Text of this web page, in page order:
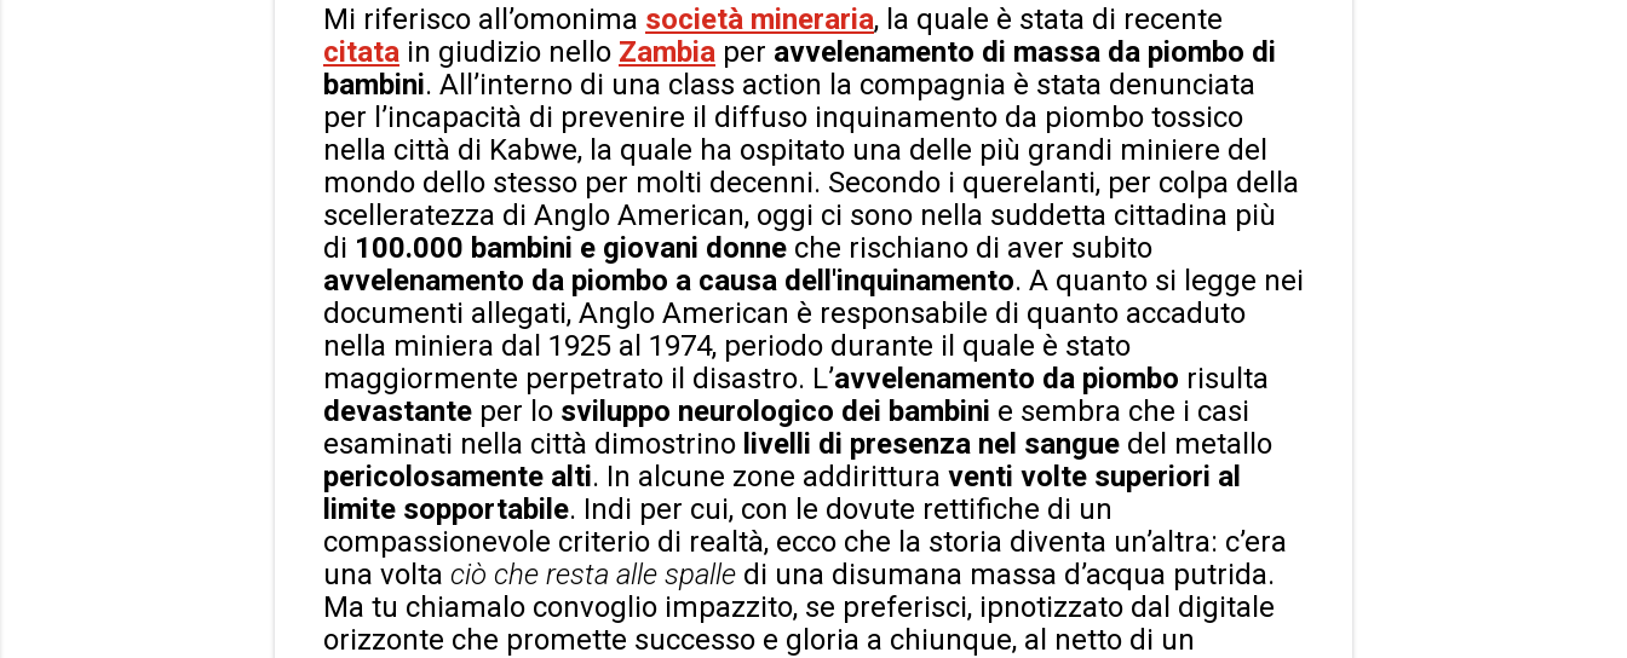
Mi riferisco all’omonima società mineraria, la quale è stata di recente
citata in giudizio nello Zambia per avvelenamento di massa da piombo di
bambini. All’interno di una class action la compagnia è stata denunciata
per l’incapacità di prevenire il diffuso inquinamento da piombo tossico
nella città di Kabwe, la quale ha ospitato una delle più grandi miniere del
mondo dello stesso per molti decenni. Secondo i querelanti, per colpa della
scelleratezza di Anglo American, oggi ci sono nella suddetta cittadina più
di 100.000 bambini e giovani donne che rischiano di aver subito
avvelenamento da piombo a causa dell'inquinamento. A quanto si legge nei
documenti allegati, Anglo American è responsabile di quanto accaduto
nella miniera dal 1925 al 1974, periodo durante il quale è stato
maggiormente perpetrato il disastro. L’avvelenamento da piombo risulta
devastante per lo sviluppo neurologico dei bambini e sembra che i casi
esaminati nella città dimostrino livelli di presenza nel sangue del metallo
pericolosamente alti. In alcune zone addirittura venti volte superiori al
limite sopportabile. Indi per cui, con le dovute rettifiche di un
compassionevole criterio di realtà, ecco che la storia diventa un’altra: c’era
una volta ciò che resta alle spalle di una disumana massa d’acqua putrida.
Ma tu chiamalo convoglio impazzito, se preferisci, ipnotizzato dal digitale
orizzonte che promette successo e gloria a chiunque, al netto di un